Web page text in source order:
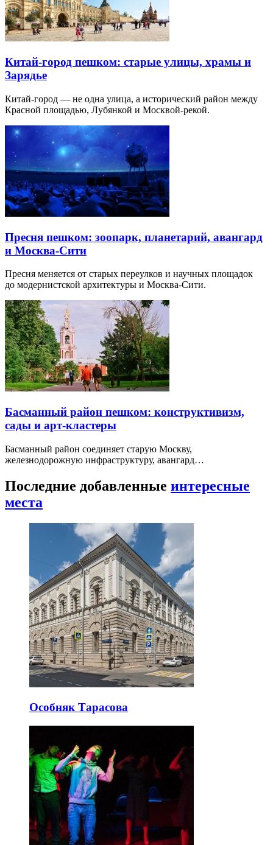
Китай-город пешком: старые улицы, храмы и
Зарядье
Китай-город — не одна улица, а исторический район между
Красной площадью, Лубянкой и Москвой-рекой.
Пресня пешком: зоопарк, планетарий, авангард
и Москва-Сити
Пресня меняется от старых переулков и научных площадок
до модернистской архитектуры и Москва-Сити.
Басманный район пешком: конструктивизм,
сады и арт-кластеры
Басманный район соединяет старую Москву,
железнодорожную инфраструктуру, авангард…
Последние добавленные интересные
места
Особняк Тарасова